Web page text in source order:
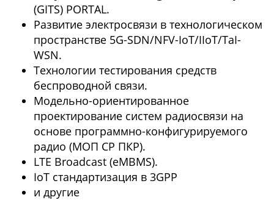
(GITS) PORTAL.
Развитие электросвязи в технологическом
пространстве 5G-SDN/NFV-IoT/IIoT/TaI-
WSN.
Технологии тестирования средств
беспроводной связи.
Модельно-ориентированное
проектирование систем радиосвязи на
основе программно-конфигурируемого
радио (МОП СР ПКР).
LTE Broadcast (eMBMS).
IoT стандартизация в 3GPP
и другие